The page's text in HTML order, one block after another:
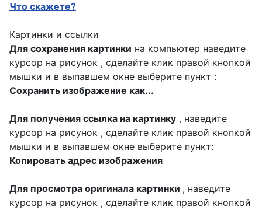
Что скажете?
Картинки и ссылки
Для сохранения картинки на компьютер наведите
курсор на рисунок , сделайте клик правой кнопкой
мышки и в выпавшем окне выберите пункт :
Сохранить изображение как...
Для получения ссылка на картинку , наведите
курсор на рисунок , сделайте клик правой кнопкой
мышки и в выпавшем окне выберите пункт:
Копировать адрес изображения
Для просмотра оригинала картинки , наведите
курсор на рисунок , сделайте клик правой кнопкой